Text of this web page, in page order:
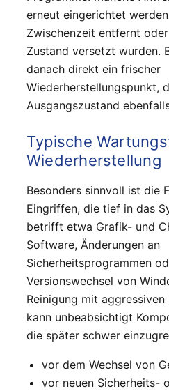
erneut eingerichtet
Zwischenzeit entfernt
Zustand versetzt wurden.
danach direkt ein frischer
Wiederherstellungspunkt,
Ausgangszustand
Typische
Wiederherstellung
Besonders sinnvoll ist die
Eingriffen, die tief in das
betrifft etwa Grafik- und
Software, Änderungen an
Sicherheitsprogrammen
Versionswechsel von
Reinigung mit
kann unbeabsichtigt
die später schwer
vor dem Wechsel von
vor neuen Sicherheits-